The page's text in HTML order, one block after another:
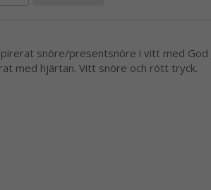
snöre/presentsnöre i vitt med God
med hjärtan. Vitt snöre och rött tryck.